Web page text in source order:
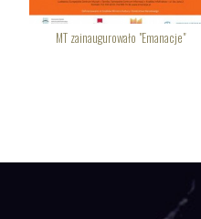
MT zainaugurowało "Emanacje"